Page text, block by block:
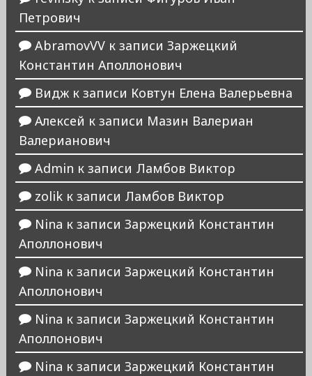
Петрович
AbramovVVк записи Заржецкий
Константин Аполлонович
Виджк записи Ковтун Елена Валерьевна
Алексей к записи Мазин Валериан
Валерианович
Admin к записи Ламбов Виктор
zolikк записи Ламбов Виктор
Nina к записи Заржецкий Константин
Аполлонович
Nina к записи Заржецкий Константин
Аполлонович
Nina к записи Заржецкий Константин
Аполлонович
Nina к записи Заржецкий Константин